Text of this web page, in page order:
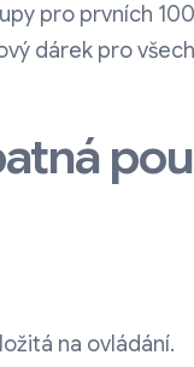
pro prvních
dárek pro
na ovládání.